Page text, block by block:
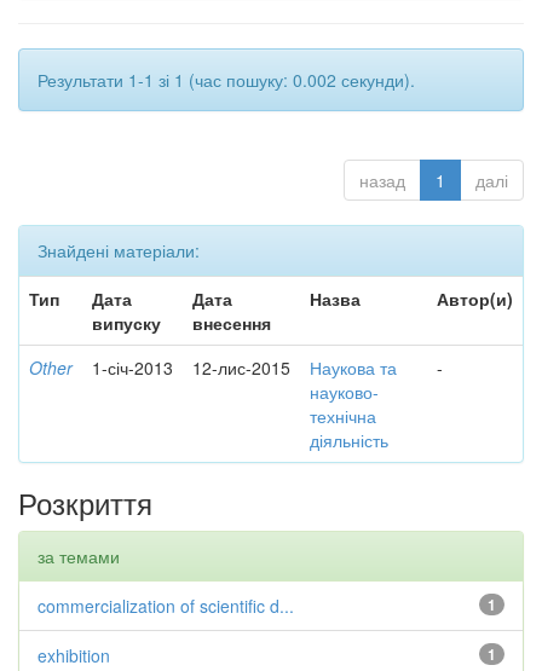
Результати 1-1 зі 1 (час пошуку: 0.002 секунди).
назад 1 далі
Знайдені матеріали:
Тип
Дата
випуску
Дата
внесення
Назва Автор(и)
Other 1-січ-2013 12-лис-2015
Наукова та
науково-
технічна
діяльність
-
Розкриття
за темами
1
commercialization of scientific d...
1
exhibition